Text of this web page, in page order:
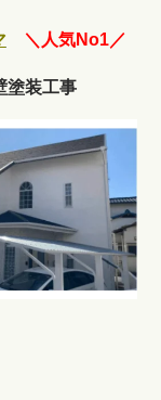
＼人気No1／
装工事